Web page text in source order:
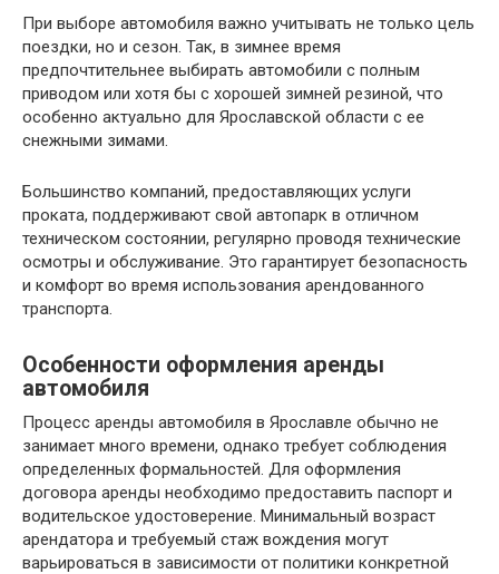
При выборе автомобиля важно учитывать не только цель
поездки, но и сезон. Так, в зимнее время
предпочтительнее выбирать автомобили с полным
приводом или хотя бы с хорошей зимней резиной, что
особенно актуально для Ярославской области с ее
снежными зимами.
Большинство компаний, предоставляющих услуги
проката, поддерживают свой автопарк в отличном
техническом состоянии, регулярно проводя технические
осмотры и обслуживание. Это гарантирует безопасность
и комфорт во время использования арендованного
транспорта.
Особенности оформления аренды
автомобиля
Процесс аренды автомобиля в Ярославле обычно не
занимает много времени, однако требует соблюдения
определенных формальностей. Для оформления
договора аренды необходимо предоставить паспорт и
водительское удостоверение. Минимальный возраст
арендатора и требуемый стаж вождения могут
варьироваться в зависимости от политики конкретной